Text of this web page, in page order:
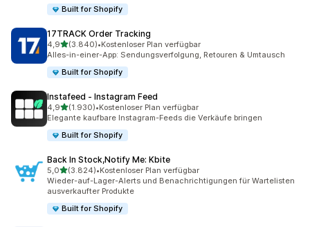
Built for Shopify
17TRACK Order Tracking
4,9von 5 Sternen
(3.840)
3840 Rezensionen insgesamt
•Kostenloser Plan verfügbar
Alles-in-einer-App: Sendungsverfolgung, Retouren & Umtausch
Built for Shopify
Instafeed ‑ Instagram Feed
4,9von 5 Sternen
(1.930)
1930 Rezensionen insgesamt
•Kostenloser Plan verfügbar
Elegante kaufbare Instagram-Feeds die Verkäufe bringen
Built for Shopify
Back In Stock,Notify Me: Kbite
5,0von 5 Sternen
(3.824)
3824 Rezensionen insgesamt
•Kostenloser Plan verfügbar
Wieder-auf-Lager-Alerts und Benachrichtigungen für Wartelisten
ausverkaufter Produkte
Built for Shopify